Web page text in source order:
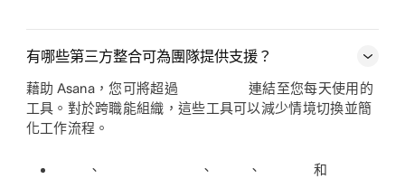
有哪些第三方整合可為團隊提供支援？
藉助 Asana，您可將超過
連結至您每天使用的
工具。對於跨職能組織，這些工具可以減少情境切換並簡
化工作流程。
、 、 、
和